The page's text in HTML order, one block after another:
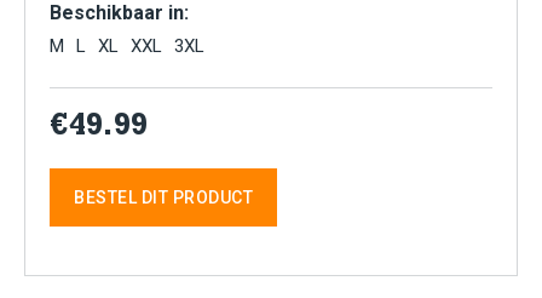
Beschikbaar in:
M L XL XXL 3XL
€49.99
BESTEL DIT PRODUCT